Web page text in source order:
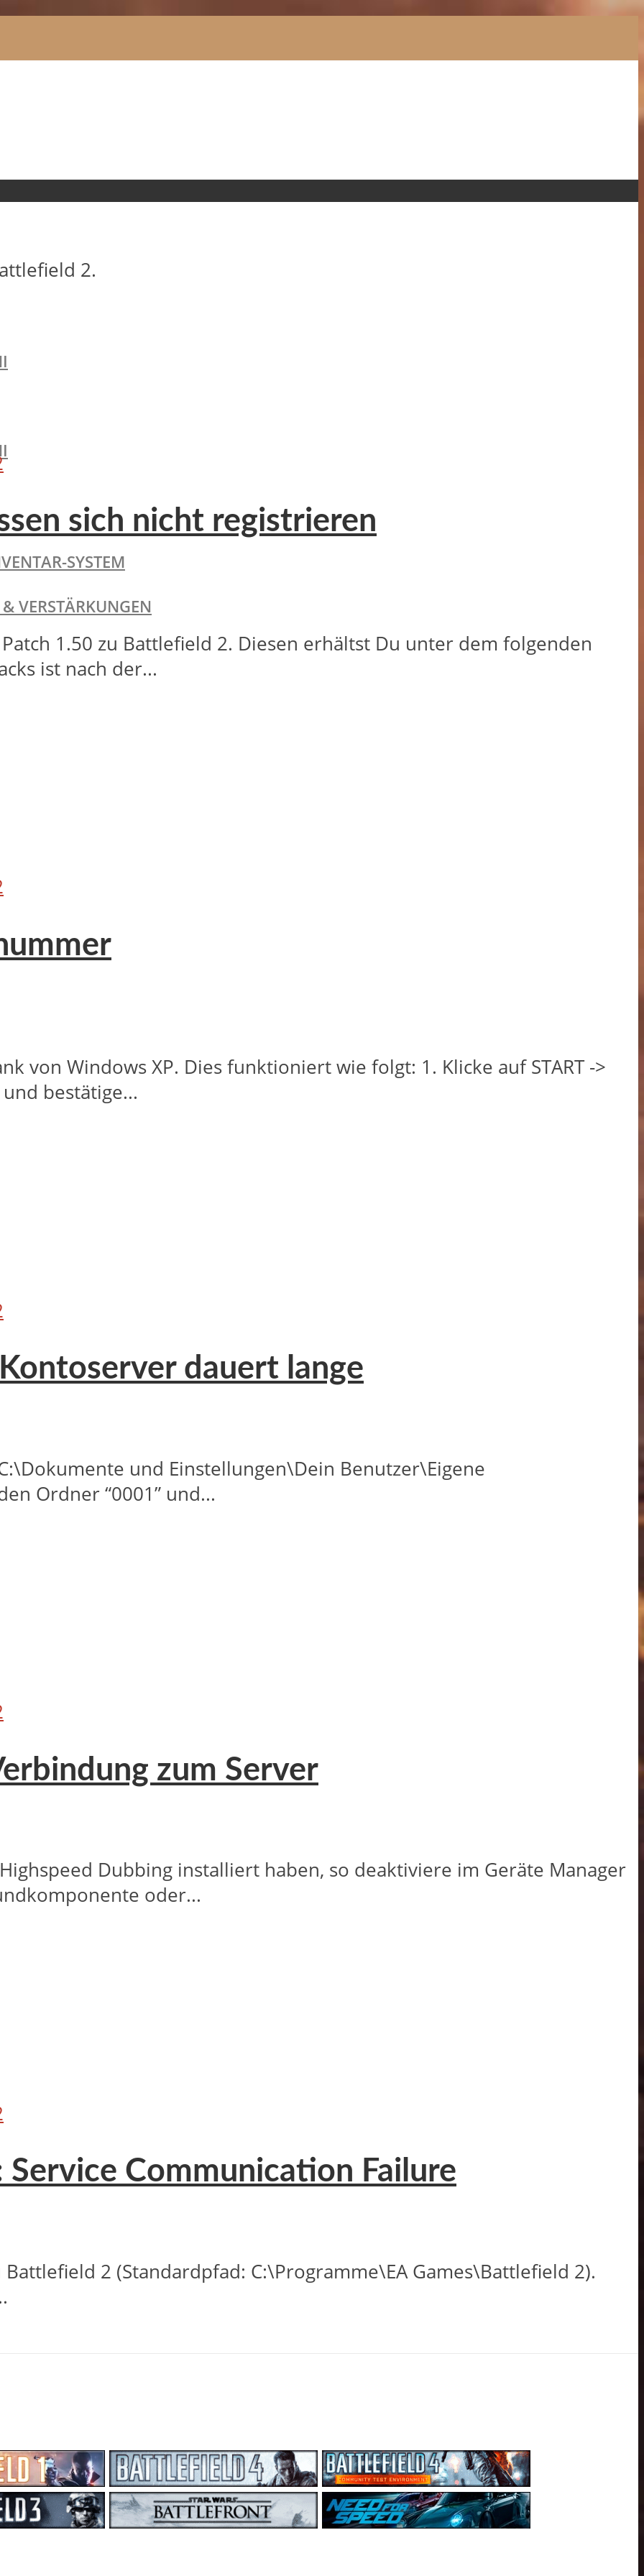
SYSTEM
VERSTÄRKUNGEN
2.
sich nicht registrieren
1.50 zu Battlefield 2. Diesen erhältst Du unter dem folgenden
ist nach der...
von Windows XP. Dies funktioniert wie folgt: 1. Klicke auf START ->
und bestätige...
dauert lange
und Einstellungen\Dein Benutzer\Eigene
Ordner “0001” und...
zum Server
Dubbing installiert haben, so deaktiviere im Geräte Manager
oder...
Communication Failure
2 (Standardpfad: C:\Programme\EA Games\Battlefield 2).